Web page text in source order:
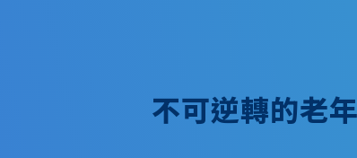
不可逆轉的老